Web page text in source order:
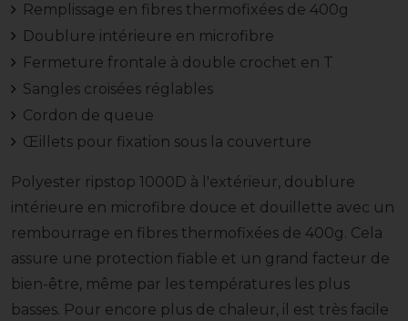
Remplissage en fibres thermofixées de 400g
Doublure intérieure en microfibre
Fermeture frontale à double crochet en T
Sangles croisées réglables
Cordon de queue
Œillets pour fixation sous la couverture
Polyester ripstop 1000D à l'extérieur, doublure
intérieure en microfibre douce et douillette avec un
rembourrage en fibres thermofixées de 400g. Cela
assure une protection fiable et un grand facteur de
bien-être, même par les températures les plus
basses. Pour encore plus de chaleur, il est très facile